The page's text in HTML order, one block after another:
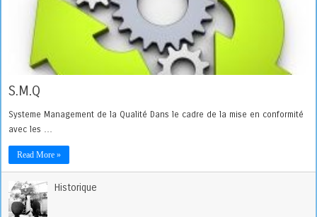
S.M.Q
Systeme Management de la Qualité Dans le cadre de la mise en conformité
avec les …
Read More »
Historique